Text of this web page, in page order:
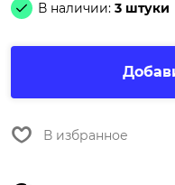
В наличии: 3 штуки
В избранное